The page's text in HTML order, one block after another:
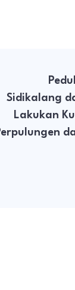
Sidikalang
Lakukan